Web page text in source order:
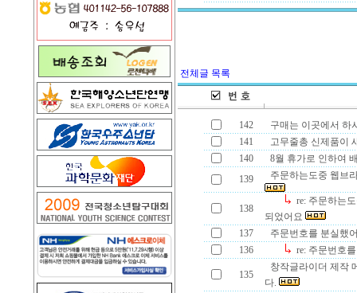
전체글 목록
142
구매는 이곳에서 하
141
고무줄총 신제품이
140
8월 휴가로 인하여
139
주문하는도중 웹브
138
re: 주문하는
되었어요
137
주문번호를 분실했
136
re: 주문번호
135
창작글라이더 제작
다.